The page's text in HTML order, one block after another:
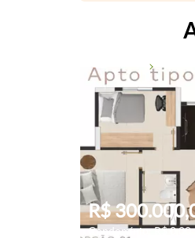
R$
Condomínio: R$ 0,00